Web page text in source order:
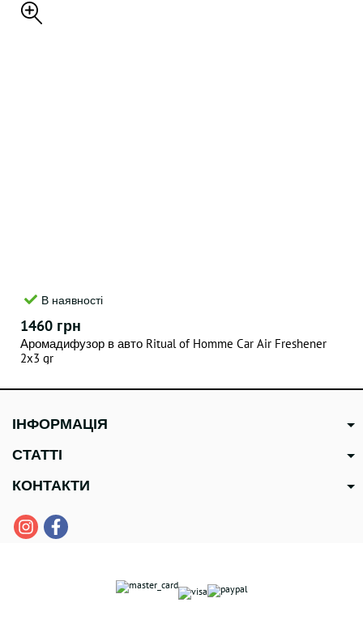
В наявності
1460 грн
Аромадифузор в авто Ritual of Homme Car Air Freshener
2x3 gr
ІНФОРМАЦІЯ
СТАТТІ
КОНТАКТИ